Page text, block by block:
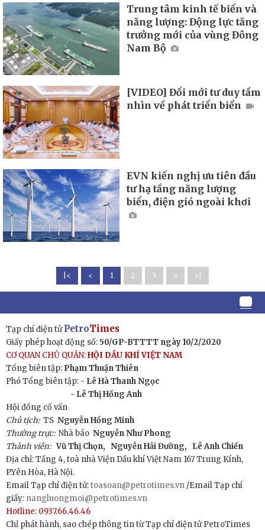
Trung tâm kinh tế biển và
năng lượng: Động lực tăng
trưởng mới của vùng Đông
Nam Bộ
[VIDEO] Đổi mới tư duy tầm
nhìn về phát triển biển
EVN kiến nghị ưu tiên đầu
tư hạ tầng năng lượng
biển, điện gió ngoài khơi
|< < 1 2 3 > >|
Tạp chí điện tửPetroTimes
Giấy phép hoạt động số: 50/GP-BTTTT ngày 10/2/2020
CƠ QUAN CHỦ QUẢN:HỘI DẦU KHÍ VIỆT NAM
Tổng biên tập: Phạm Thuận Thiên
Phó Tổng biên tập: - Lê Hà Thanh Ngọc
- Lê Thị Hồng Anh
Hội đồng cố vấn
Chủ tịch:TS Nguyễn Hồng Minh
Thường trực: Nhà báo Nguyễn Như Phong
Thành viên: Vũ Thị Chọn, Nguyễn Hải Đường,
Lê Anh Chiến
Địa chỉ: Tầng 4, toà nhà Viện Dầu khí Việt Nam 167 Trung Kính,
P.Yên Hòa, Hà Nội.
Email Tạp chí điện tử:toasoan@petrotimes.vn /Email Tạp chí
giấy: nangluongmoi@petrotimes.vn
Hotline: 0937.66.46.46
Chỉ phát hành, sao chép thông tin từ Tạp chí điện tử PetroTimes